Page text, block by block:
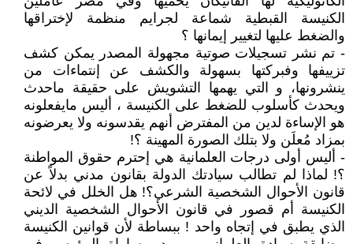
الكنيسة القبطية شماعة لجرايم منظمة لإختراقها
والضغط عليها لتغيير إيمانها ؟
- تم نشر تسجيلات صوتية مجهولة المصدر يمكن كشف
تزييفها وفبركتها بسهولة والكشف عن إنتماءات من
ينشرونها، و التي يهمها التشويش على حقيقة ماحدث
ويحدث كأسلوب للضغط على الكنيسة ، أليس مايفعلونه
هو الإساءة لدين من المفترض أنهم يقدسونه ولا يعرضونه
بمزاد مُعلَن ولا بتلك الصورة المهينة ؟!
- أليس أولى درجات العلمانية هي إحترم حقوق المواطنة
؟! لماذا لم تطالب سيادتك الدولة بقانون مدني بدلاً عن
قانون الأحوال الشخصية الشرعي؟! هل الخلل في لائحة
الكنيسة أم قصور في قانون الأحوال الشخصية الديني
الذي يطبق في إتجاه واحد ! ببساطة لأن قوانين الكنيسة